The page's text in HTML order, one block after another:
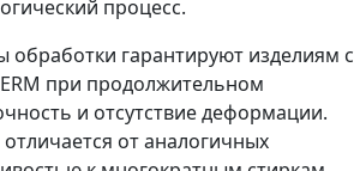
процесс.
гарантируют изделиям с
при продолжительном
и отсутствие деформации.
отличается от аналогичных